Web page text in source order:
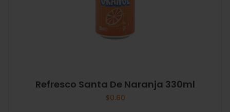
Refresco Santa De Naranja 330ml
$0.60